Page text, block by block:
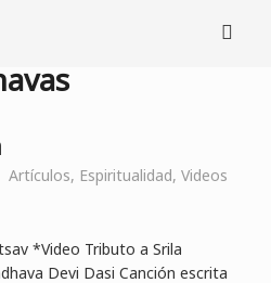
Artículos, Espiritualidad, Videos
*Video Tributo a Srila
Devi Dasi Canción escrita